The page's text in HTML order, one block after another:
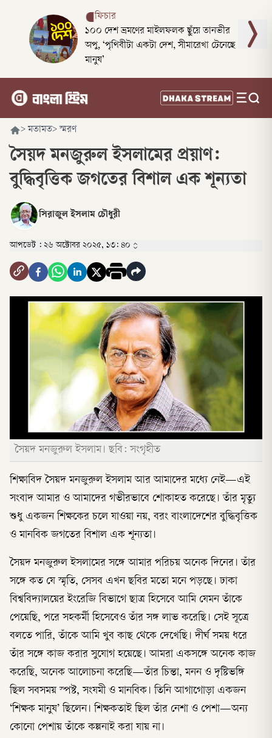
ফিচার
১০০ দেশ ভ্রমণের মাইলফলক ছুঁয়ে তানভীর
অপু, ‘পৃথিবীটা একটা দেশ, সীমারেখা টেনেছে
মানুষ’
> মতামত> স্মরণ
সৈয়দ মনজুরুল ইসলামের প্রয়াণ:
বুদ্ধিবৃত্তিক জগতের বিশাল এক শূন্যতা
সিরাজুল ইসলাম চৌধুরী
আপডেট : ২৬ অক্টোবর ২০২৫, ১৩: ৪০
সৈয়দ মনজুরুল ইসলাম। ছবি: সংগৃহীত
শিক্ষাবিদ সৈয়দ মনজুরুল ইসলাম আর আমাদের মধ্যে নেই—এই
সংবাদ আমার ও আমাদের গভীরভাবে শোকাহত করেছে। তাঁর মৃত্যু
শুধু একজন শিক্ষকের চলে যাওয়া নয়, বরং বাংলাদেশের বুদ্ধিবৃত্তিক
ও মানবিক জগতের বিশাল এক শূন্যতা।
সৈয়দ মনজুরুল ইসলামের সঙ্গে আমার পরিচয় অনেক দিনের। তাঁর
সঙ্গে কত যে স্মৃতি, সেসব এখন ছবির মতো মনে পড়ছে। ঢাকা
বিশ্ববিদ্যালয়ের ইংরেজি বিভাগে ছাত্র হিসেবে আমি যেমন তাঁকে
পেয়েছি, পরে সহকর্মী হিসেবেও তাঁর সঙ্গ লাভ করেছি। সেই সূত্রে
বলতে পারি, তাঁকে আমি খুব কাছ থেকে দেখেছি। দীর্ঘ সময় ধরে
তাঁর সঙ্গে কাজ করার সুযোগ হয়েছে। আমরা একসঙ্গে অনেক কাজ
করেছি, অনেক আলোচনা করেছি—তাঁর চিন্তা, মনন ও দৃষ্টিভঙ্গি
ছিল সবসময় স্পষ্ট, সংযমী ও মানবিক। তিনি আগাগোড়া একজন
‘শিক্ষক মানুষ’ ছিলেন। শিক্ষকতাই ছিল তাঁর নেশা ও পেশা—অন্য
কোনো পেশায় তাঁকে কল্পনাই করা যায় না।